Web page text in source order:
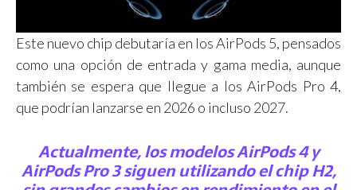
Este nuevo chip debutaría en los AirPods 5, pensados
como una opción de entrada y gama media, aunque
también se espera que llegue a los AirPods Pro 4,
que podrían lanzarse en 2026 o incluso 2027.
Actualmente, los modelos AirPods 4 y
AirPods Pro 3 siguen utilizando el chip H2,